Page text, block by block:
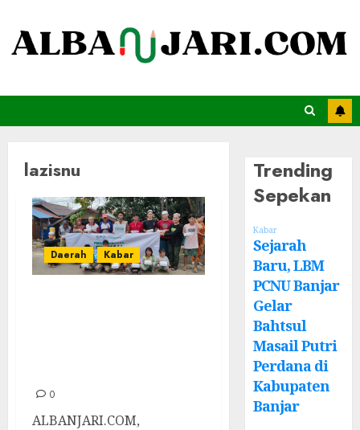
lazisnu
Daerah Kabar
0
ALBANJARI.COM,
Trending
Sepekan
Kabar
Sejarah
Baru, LBM
PCNU Banjar
Gelar
Bahtsul
Masail Putri
Perdana di
Kabupaten
Banjar